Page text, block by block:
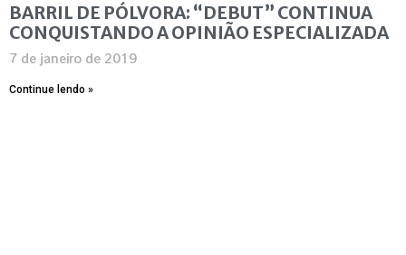
BARRIL DE PÓLVORA: “DEBUT” CONTINUA
CONQUISTANDO A OPINIÃO ESPECIALIZADA
7 de janeiro de 2019
Continue lendo »